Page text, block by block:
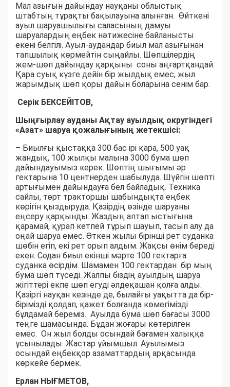
Мал азығын дайындау науқаны облыстық
штабтың тұрақты бақылауына алынған. Өйткені
ауыл шаруашылығы саласының дамуы
шаруалардың еңбек нәтижесіне байланысты
екені белгілі. Ауыл-аудандар биыл мал азығынан
тапшылық көрмейтін сыңайлы. Шөпшілердің
жем-шөп дайындау қарқыны соны аңғартқандай.
Қара суық күзге дейін бір жылдық емес, жыл
жарымдық шөп қоры дайын боларына сенім бар.
Серік БЕКСЕЙІТОВ,
Шыңғырлау ауданы Ақтау ауылдық округіндегі
«Азат» шаруа қожалығының жетекшісі:
– Биылғы қыстаққа 300 бас ірі қара, 500 уақ
жандық, 100 жылқы малына 3000 бума шөп
дайындауымыз керек. Шөптің шығымы әр
гектарына 10 центнерден шабылуда. Шүйгін шөпті
артығымен дайындауға бел байладық. Техника
сайлы, төрт тракторшы шабындықта еңбек
көрігін қыздыруда. Қазірдің өзінде шаруаны
еңсеру қарқынды. Жаздың аптап ыстығына
қарамай, қурап кетпей тұрып шауып, тасып алу да
оңай шаруа емес. Өткен жылы бірінші рет суданка
шөбін егіп, екі рет орып алдым. Жақсы өнім береді
екен. Содан биыл екінші мәрте 100 гектарға
суданка өсірдім. Шамамен 100 гектардан бір мың
бума шөп түседі. Жалпы біздің ауылдың шаруа
жігіттері екпе шөп егуді әлдеқашан қолға алды.
Қазіргі науқан кезінде де, былайғы уақытта да бір-
бірімізді қолдап, қажет болғанда көмегімізді
бұлдамай береміз. Ауылда бума шөп бағасы 3000
теңге шамасында. Бұдан жоғары көтерілген
емес. Он жыл болды осындай бағамен халыққа
ұсынылады. Жастар ұйымшыл. Ауылымыз
осындай еңбекқор азаматтардың арқасында
көркейе бермек.
Ерлан НЫҒМЕТОВ,